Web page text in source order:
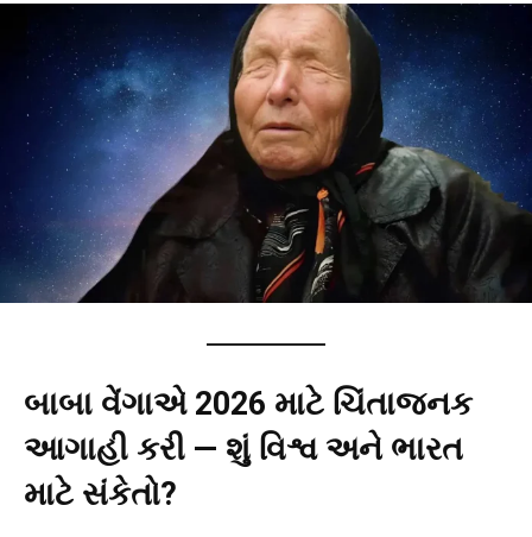
બાબા વેંગાએ 2026 માટે ચિંતાજનક
આગાહી કરી — શું વિશ્વ અને ભારત
માટે સંકેતો?